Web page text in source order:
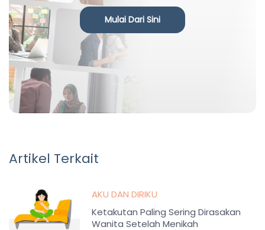
Mulai Dari Sini
Artikel Terkait
AKU DAN DIRIKU
Ketakutan Paling Sering Dirasakan
Wanita Setelah Menikah